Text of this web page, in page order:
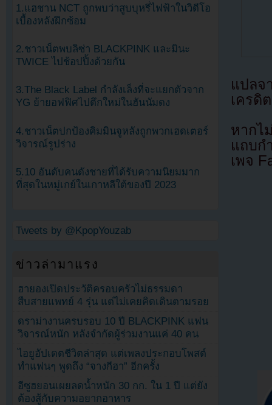
แปล
เครดิ
หากไ
แถบก
เพจ
1.แฮชาน NCT ถูกพบว่าสูบบุหรี่ไฟฟ้าในวิดีโอ
เบื้องหลังฝึกซ้อม
2.ชาวเน็ตพบลิซ่า BLACKPINK และมินะ
TWICE ไปช้อปปิ้งด้วยกัน
3.The Black Label กำลังเล็งที่จะแยกตัวจาก
YG ย้ายอฟฟิศไปตึกใหม่ในฮันนัมดง
4.ชาวเน็ตปกป้องคิมมินจูหลังถูกพวกเฮดเตอร์
วิจารณ์รูปร่าง
5.10 อันดับคนดังชายที่ได้รับความนิยมมาก
ที่สุดในหมู่เกย์ในเกาหลีใต้ของปี 2023
Tweets by @KpopYouzab
ข่าวล่ามาแรง
ฮายองเปิดประวัติครอบครัวไม่ธรรมดา
สืบสายแพทย์ 4 รุ่น แต่ไม่เคยคิดเดินตามรอย
ดราม่างานครบรอบ 10 ปี BLACKPINK แฟน
วิจารณ์หนัก หลังจำกัดผู้ร่วมงานแค่ 40 คน
ไอยูอัปเดตชีวิตล่าสุด แต่เพลงประกอบโพสต์
ทำแฟนๆ พูดถึง “จางกีฮา” อีกครั้ง
อีซูฮยอนเผยลดน้ำหนัก 30 กก. ใน 1 ปี แต่ยัง
ต้องสู้กับความอยากอาหาร